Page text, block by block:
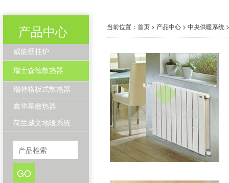
产品中心
威能壁挂炉
瑞士森德散热器
瑞特格板式散热器
鑫华星散热器
荷兰威文地暖系统
当前位置： 首页 > 产品中心 > 中央供暖系统